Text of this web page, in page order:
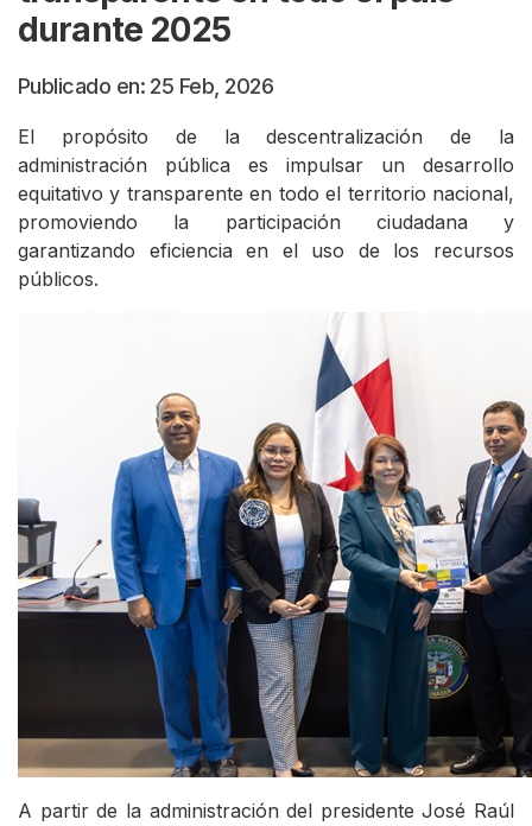
durante 2025
Publicado en: 25 Feb, 2026
El propósito de la descentralización de la
administración pública es impulsar un desarrollo
equitativo y transparente en todo el territorio nacional,
promoviendo la participación ciudadana y
garantizando eficiencia en el uso de los recursos
públicos.
A partir de la administración del presidente José Raúl